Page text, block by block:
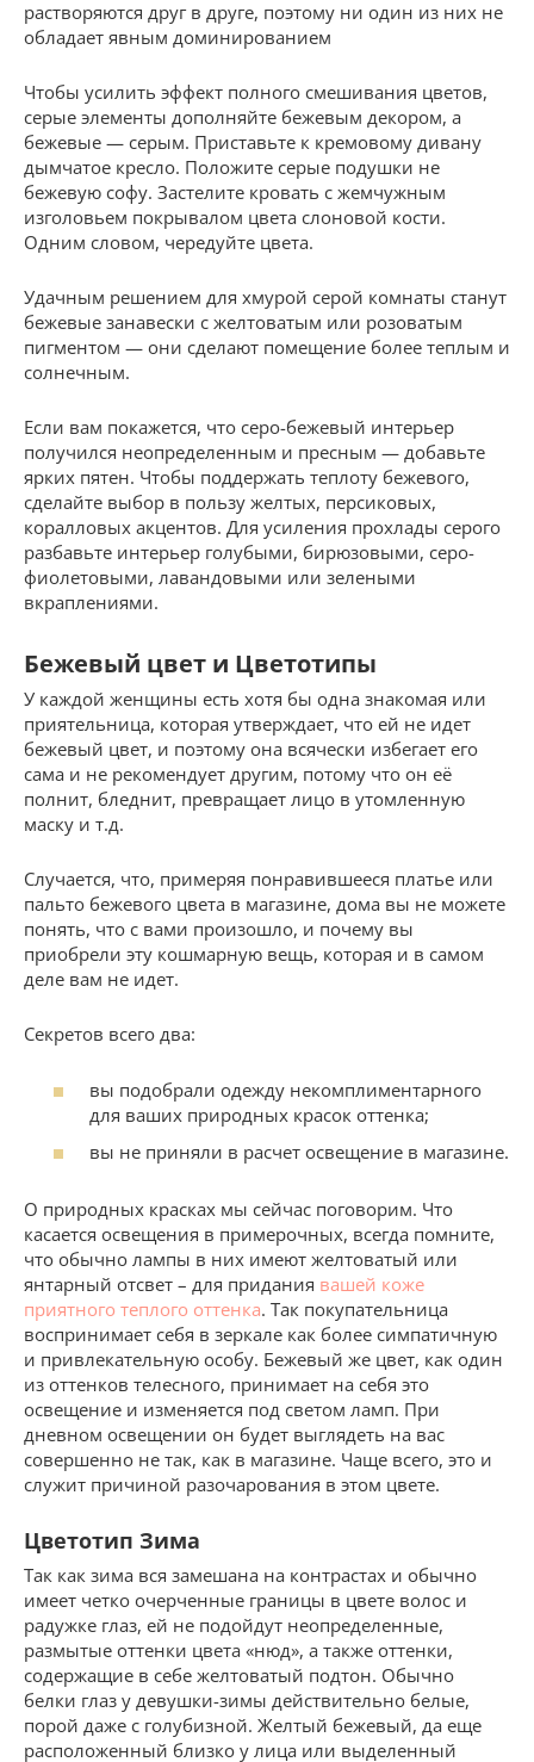
растворяются друг в друге, поэтому ни один из них не
обладает явным доминированием
Чтобы усилить эффект полного смешивания цветов,
серые элементы дополняйте бежевым декором, а
бежевые — серым. Приставьте к кремовому дивану
дымчатое кресло. Положите серые подушки не
бежевую софу. Застелите кровать с жемчужным
изголовьем покрывалом цвета слоновой кости.
Одним словом, чередуйте цвета.
Удачным решением для хмурой серой комнаты станут
бежевые занавески с желтоватым или розоватым
пигментом — они сделают помещение более теплым и
солнечным.
Если вам покажется, что серо-бежевый интерьер
получился неопределенным и пресным — добавьте
ярких пятен. Чтобы поддержать теплоту бежевого,
сделайте выбор в пользу желтых, персиковых,
коралловых акцентов. Для усиления прохлады серого
разбавьте интерьер голубыми, бирюзовыми, серо-
фиолетовыми, лавандовыми или зелеными
вкраплениями.
Бежевый цвет и Цветотипы
У каждой женщины есть хотя бы одна знакомая или
приятельница, которая утверждает, что ей не идет
бежевый цвет, и поэтому она всячески избегает его
сама и не рекомендует другим, потому что он её
полнит, бледнит, превращает лицо в утомленную
маску и т.д.
Случается, что, примеряя понравившееся платье или
пальто бежевого цвета в магазине, дома вы не можете
понять, что с вами произошло, и почему вы
приобрели эту кошмарную вещь, которая и в самом
деле вам не идет.
Секретов всего два:
вы подобрали одежду некомплиментарного
для ваших природных красок оттенка;
вы не приняли в расчет освещение в магазине.
О природных красках мы сейчас поговорим. Что
касается освещения в примерочных, всегда помните,
что обычно лампы в них имеют желтоватый или
янтарный отсвет – для придания вашей коже
приятного теплого оттенка. Так покупательница
воспринимает себя в зеркале как более симпатичную
и привлекательную особу. Бежевый же цвет, как один
из оттенков телесного, принимает на себя это
освещение и изменяется под светом ламп. При
дневном освещении он будет выглядеть на вас
совершенно не так, как в магазине. Чаще всего, это и
служит причиной разочарования в этом цвете.
Цветотип Зима
Так как зима вся замешана на контрастах и обычно
имеет четко очерченные границы в цвете волос и
радужке глаз, ей не подойдут неопределенные,
размытые оттенки цвета «нюд», а также оттенки,
содержащие в себе желтоватый подтон. Обычно
белки глаз у девушки-зимы действительно белые,
порой даже с голубизной. Желтый бежевый, да еще
расположенный близко у лица или выделенный